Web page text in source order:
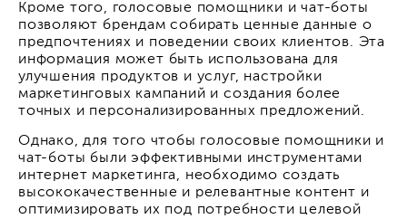
Кроме того, голосовые помощники и чат-боты
позволяют брендам собирать ценные данные о
предпочтениях и поведении своих клиентов. Эта
информация может быть использована для
улучшения продуктов и услуг, настройки
маркетинговых кампаний и создания более
точных и персонализированных предложений.
Однако, для того чтобы голосовые помощники и
чат-боты были эффективными инструментами
интернет маркетинга, необходимо создать
высококачественные и релевантные контент и
оптимизировать их под потребности целевой